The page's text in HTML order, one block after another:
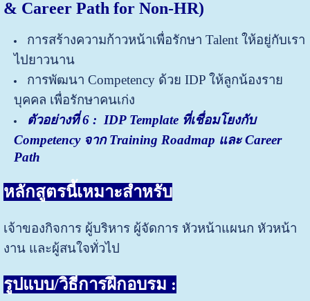
& Career Path for Non-HR)
การสร้างความก้าวหน้าเพื่อรักษา Talent ให้อยู่กับเรา
ไปยาวนาน
การพัฒนา Competency ด้วย IDP ให้ลูกน้องราย
บุคคล เพื่อรักษาคนเก่ง
ตัวอย่างที่ 6: IDP Template ที่เชื่อมโยงกับ
Competency จาก Training Roadmap และ Career
Path
หลักสูตรนี้เหมาะสำหรับ
เจ้าของกิจการ ผู้บริหาร ผู้จัดการ หัวหน้าแผนก หัวหน้า
งาน และผู้สนใจทั่วไป
รูปแบบ/วิธีการฝึกอบรม :